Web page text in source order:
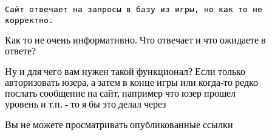
Сайт отвечает на запросы в базу из игры, но как то не
корректно.
Как то не очень информативно. Что отвечает и что ожидаете в
ответе?
Ну и для чего вам нужен такой функционал? Если только
авторизовать юзера, а затем в конце игры или когда-то редко
послать сообщение на сайт, например что юзер прошел
уровень и т.п. - то я бы это делал через
Вы не можете просматривать опубликованные ссылки